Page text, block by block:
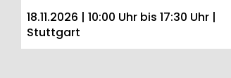
18.11.2026 | 10:00 Uhr bis 17:30 Uhr |
Stuttgart